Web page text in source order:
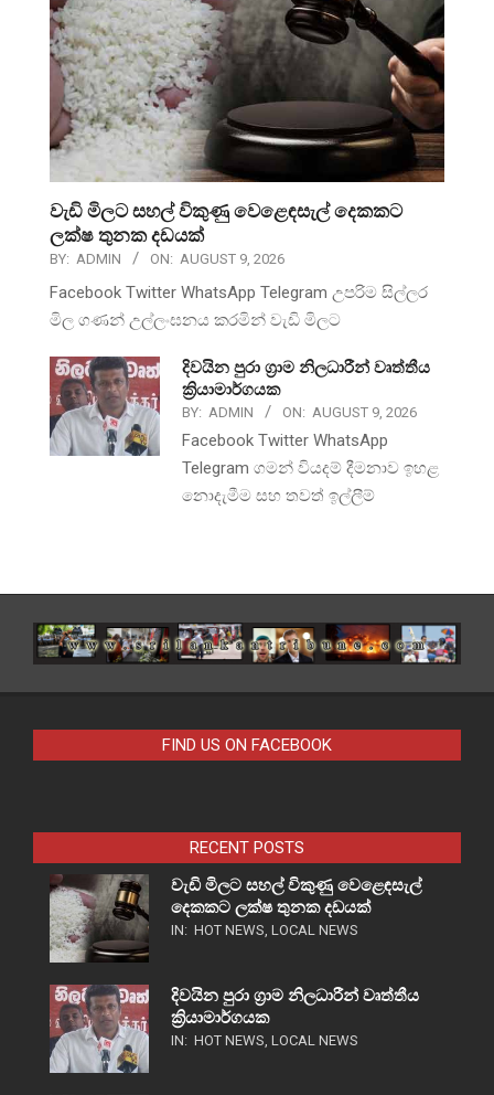
වැඩි මිලට සහල් විකුණු වෙළෙඳසැල් දෙකකට
ලක්ෂ තුනක දඩයක්
BY: ADMIN ON: AUGUST 9, 2026
Facebook Twitter WhatsApp Telegram උපරිම සිල්ලර
මිල ගණන් උල්ලංඝනය කරමින් වැඩි මිලට
දිවයින පුරා ග්‍රාම නිලධාරීන් වෘත්තීය
ක්‍රියාමාර්ගයක
BY: ADMIN ON: AUGUST 9, 2026
Facebook Twitter WhatsApp
Telegram ගමන් වියදම් දීමනාව ඉහළ
නොදැමීම සහ තවත් ඉල්ලීම්
FIND US ON FACEBOOK
RECENT POSTS
වැඩි මිලට සහල් විකුණු වෙළෙඳසැල්
දෙකකට ලක්ෂ තුනක දඩයක්
IN: HOT NEWS, LOCAL NEWS
දිවයින පුරා ග්‍රාම නිලධාරීන් වෘත්තීය
ක්‍රියාමාර්ගයක
IN: HOT NEWS, LOCAL NEWS